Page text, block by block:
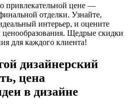
привлекательной цене —
отделки. Узнайте,
интерьер, и оцените
Щедрые скидки
для каждого клиента!
дизайнерский
цена
в дизайне